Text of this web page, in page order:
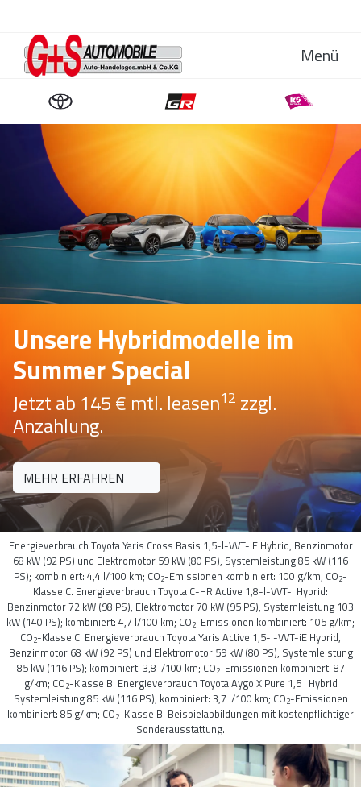
Menü
Unsere Hybridmodelle im
Summer Special
Jetzt ab 145 € mtl. leasen12 zzgl.
Anzahlung.
MEHR ERFAHREN
Energieverbrauch Toyota Yaris Cross Basis 1,5-l-VVT-iE Hybrid, Benzinmotor
68 kW (92 PS) und Elektromotor 59 kW (80 PS), Systemleistung 85 kW (116
PS); kombiniert: 4,4 l/100 km; CO2-Emissionen kombiniert: 100 g/km; CO2-
Klasse C. Energieverbrauch Toyota C-HR Active 1,8-l-VVT-i Hybrid:
Benzinmotor 72 kW (98 PS), Elektromotor 70 kW (95 PS), Systemleistung 103
kW (140 PS); kombiniert: 4,7 l/100 km; CO2-Emissionen kombiniert: 105 g/km;
CO2-Klasse C. Energieverbrauch Toyota Yaris Active 1,5-l-VVT-iE Hybrid,
Benzinmotor 68 kW (92 PS) und Elektromotor 59 kW (80 PS), Systemleistung
85 kW (116 PS); kombiniert: 3,8 l/100 km; CO2-Emissionen kombiniert: 87
g/km; CO2-Klasse B. Energieverbrauch Toyota Aygo X Pure 1,5 l Hybrid
Systemleistung 85 kW (116 PS); kombiniert: 3,7 l/100 km; CO2-Emissionen
kombiniert: 85 g/km; CO2-Klasse B. Beispielabbildungen mit kostenpflichtiger
Sonderausstattung.